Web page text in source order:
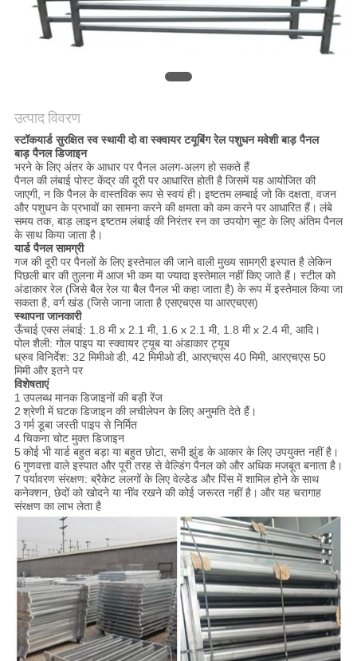
गोपनीयता
उत्पाद विवरण
स्टॉकयार्ड सुरक्षित स्व स्थायी दो वा स्क्वायर टयूबिंग रेल पशुधन मवेशी बाड़ पैनल
बाड़ पैनल डिजाइन
भरने के लिए अंतर के आधार पर पैनल अलग-अलग हो सकते हैं
पैनल की लंबाई पोस्ट केंद्र की दूरी पर आधारित होती है जिसमें यह आयोजित की
जाएगी, न कि पैनल के वास्तविक रूप से स्वयं ही। इष्टतम लम्बाई जो कि दक्षता, वजन
और पशुधन के प्रभावों का सामना करने की क्षमता को कम करने पर आधारित हैं। लंबे
समय तक, बाड़ लाइन इष्टतम लंबाई की निरंतर रन का उपयोग सूट के लिए अंतिम पैनल
के साथ किया जाता है।
यार्ड पैनल सामग्री
गज की दूरी पर पैनलों के लिए इस्तेमाल की जाने वाली मुख्य सामग्री इस्पात है लेकिन
पिछली बार की तुलना में आज भी कम या ज्यादा इस्तेमाल नहीं किए जाते हैं। स्टील को
अंडाकार रेल (जिसे बैल रेल या बैल पैनल भी कहा जाता है) के रूप में इस्तेमाल किया जा
सकता है, वर्ग खंड (जिसे जाना जाता है एसएचएस या आरएचएस)
स्थापना जानकारी
ऊँचाई एक्स लंबाई: 1.8 मी x 2.1 मी, 1.6 x 2.1 मी, 1.8 मी x 2.4 मी, आदि।
पोल शैली: गोल पाइप या स्क्वायर ट्यूब या अंडाकार ट्यूब
ध्रुव विनिर्देश: 32 मिमीओडी, 42 मिमीओडी, आरएचएस 40 मिमी, आरएचएस 50
मिमी और इतने पर
विशेषताएं
1 उपलब्ध मानक डिजाइनों की बड़ी रेंज
2 श्रेणी में घटक डिजाइन की लचीलेपन के लिए अनुमति देते हैं।
3 गर्म डूबा जस्ती पाइप से निर्मित
4चिकना चोट मुक्त डिजाइन
5 कोई भी यार्ड बहुत बड़ा या बहुत छोटा, सभी झुंड के आकार के लिए उपयुक्त नहीं है।
6 गुणवत्ता वाले इस्पात और पूरी तरह से वेल्डिंग पैनल को और अधिक मजबूत बनाता है।
7 पर्यावरण संरक्षण: ब्रैकेट ललगों के लिए वेल्डेड और पिंस में शामिल होने के साथ
कनेक्शन, छेदों को खोदने या नींव रखने की कोई जरूरत नहीं है। और यह चरागाह
संरक्षण का लाभ लेता है